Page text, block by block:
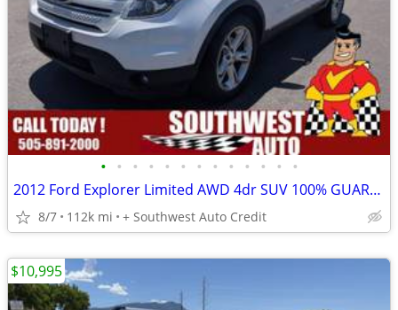
• • • • • • • • • • • • •
2012 Ford Explorer Limited AWD 4dr SUV 100% GUARANTEED CREDIT APPROVAL!
8/7 112k mi + Southwest Auto Credit
$10,995